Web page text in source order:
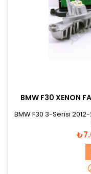
BMW F30 XENON
BMW F30 3-Serisi